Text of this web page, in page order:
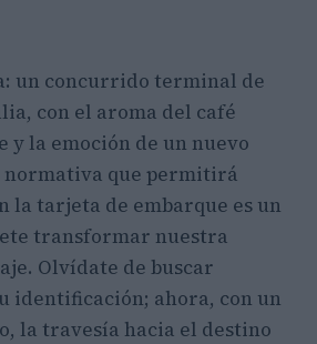
un concurrido terminal de
con el aroma del café
y la emoción de un nuevo
normativa que permitirá
la tarjeta de embarque es un
transformar nuestra
Olvídate de buscar
identificación; ahora, con un
la travesía hacia el destino